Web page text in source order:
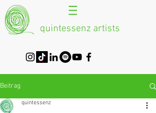
quintessenz artists
Beitrag
quintessenz